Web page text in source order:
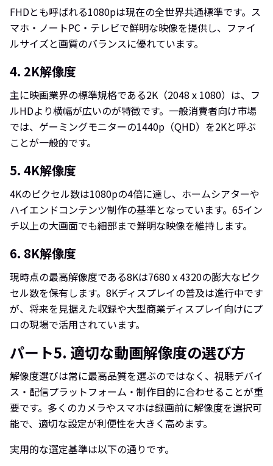
FHDとも呼ばれる1080pは現在の全世界共通標準です。ス
マホ・ノートPC・テレビで鮮明な映像を提供し、ファイ
ルサイズと画質のバランスに優れています。
4. 2K解像度
主に映画業界の標準規格である2K（2048 x 1080）は、フ
ルHDより横幅が広いのが特徴です。一般消費者向け市場
では、ゲーミングモニターの1440p（QHD）を2Kと呼ぶ
ことが一般的です。
5. 4K解像度
4Kのピクセル数は1080pの4倍に達し、ホームシアターや
ハイエンドコンテンツ制作の基準となっています。65イン
チ以上の大画面でも細部まで鮮明な映像を維持します。
6. 8K解像度
現時点の最高解像度である8Kは7680 x 4320の膨大なピク
セル数を保有します。8Kディスプレイの普及は進行中です
が、将来を見据えた収録や大型商業ディスプレイ向けにプ
ロの現場で活用されています。
パート5. 適切な動画解像度の選び方
解像度選びは常に最高品質を選ぶのではなく、視聴デバイ
ス・配信プラットフォーム・制作目的に合わせることが重
要です。多くのカメラやスマホは録画前に解像度を選択可
能で、適切な設定が利便性を大きく高めます。
実用的な選定基準は以下の通りです。